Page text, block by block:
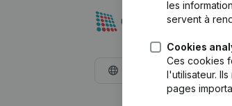
les
servent à
Cookies
Ces cookies
l'utilisateur.
pages
Français